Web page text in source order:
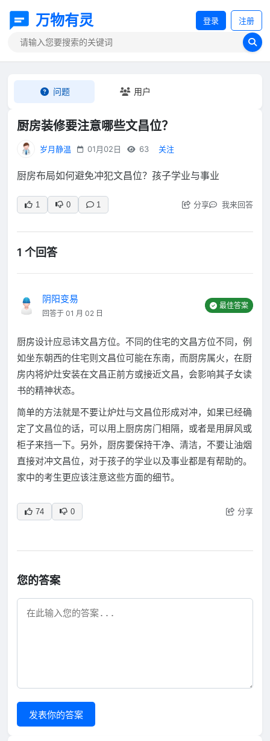
万物有灵 登录 注册
问题 用户
厨房装修要注意哪些文昌位？
岁月静温 01月02日 63 关注
厨房布局如何避免冲犯文昌位？孩子学业与事业
1 0 1 分享 我来回答
1 个回答
阴阳变易
回答于 01 月 02 日
最佳答案
厨房设计应忌讳文昌方位。不同的住宅的文昌方位不同，例
如坐东朝西的住宅则文昌位可能在东南，而厨房属火，在厨
房内将炉灶安装在文昌正前方或接近文昌，会影响其子女读
书的精神状态。
简单的方法就是不要让炉灶与文昌位形成对冲，如果已经确
定了文昌位的话，可以用上厨房房门相隔，或者是用屏风或
柜子来挡一下。另外，厨房要保持干净、清洁，不要让油烟
直接对冲文昌位，对于孩子的学业以及事业都是有帮助的。
家中的考生更应该注意这些方面的细节。
74 0 分享
您的答案
发表你的答案